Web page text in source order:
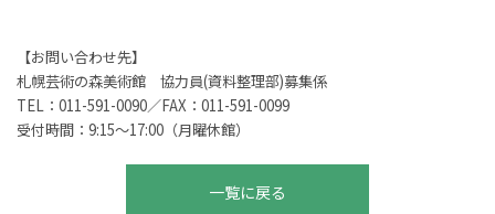
【お問い合わせ先】
札幌芸術の森美術館 協力員(資料整理部)募集係
TEL：011-591-0090／FAX：011-591-0099
受付時間：9:15～17:00（月曜休館）
一覧に戻る